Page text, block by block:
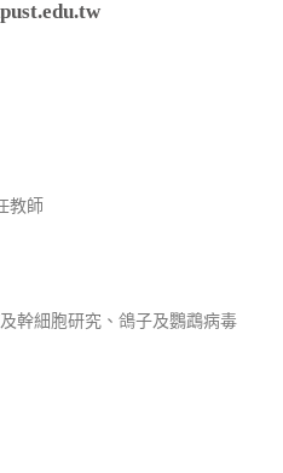
教師
幹細胞研究、鴿子及鸚鵡病毒